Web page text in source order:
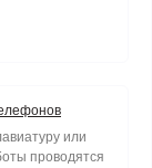
или
проводятся